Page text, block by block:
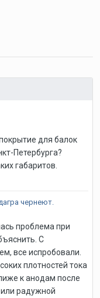
для балок
Петербурга?
габаритов.
чернеют.
проблема при
С
все испробовали.
плотностей тока
к анодам после
радужной